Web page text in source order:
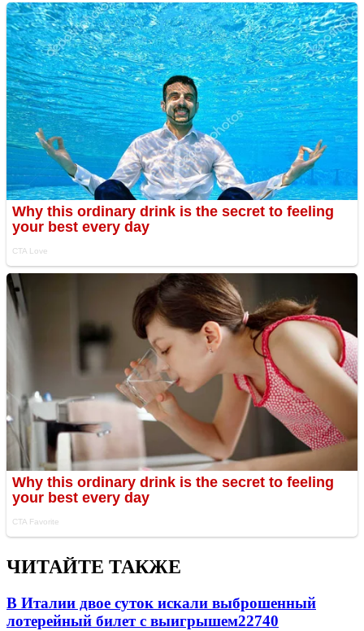
ЧИТАЙТЕ ТАКЖЕ
В Италии двое суток искали выброшенный
лотерейный билет с выигрышем22740